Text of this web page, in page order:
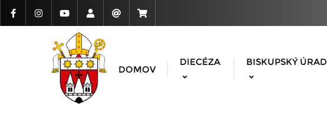
DOMOV
DIECÉZA BISKUPSKÝ ÚRAD